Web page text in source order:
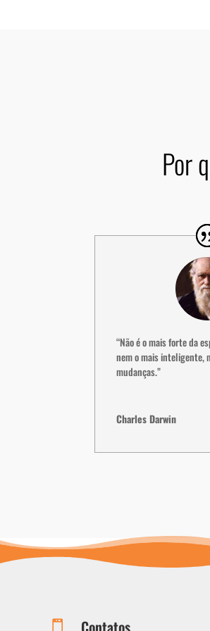
Por
“Não é o mais forte da
nem o mais inteligente,
mudanças.”
Charles Darwin